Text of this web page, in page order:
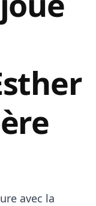
avec la